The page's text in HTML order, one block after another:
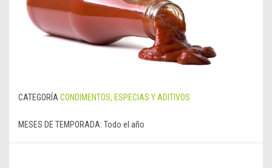
CATEGORÍACONDIMENTOS, ESPECIAS Y ADITIVOS
MESES DE TEMPORADA: Todo el año